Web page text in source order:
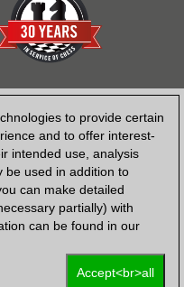
to provide certain
and to offer interest-
intended use, analysis
be used in addition to
can make detailed
partially) with
can be found in our
Accept<br>all